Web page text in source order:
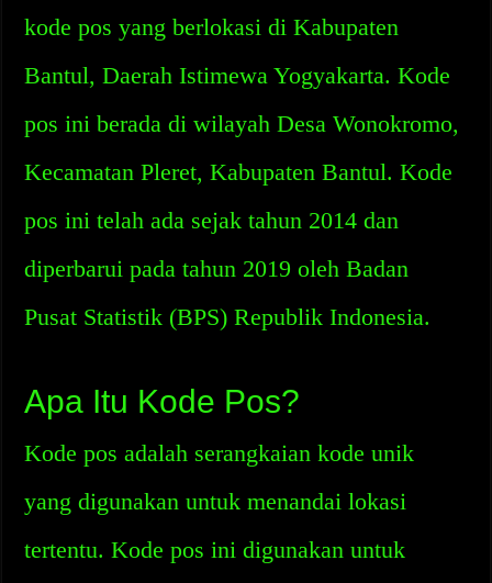
kode pos yang berlokasi di Kabupaten
Bantul, Daerah Istimewa Yogyakarta. Kode
pos ini berada di wilayah Desa Wonokromo,
Kecamatan Pleret, Kabupaten Bantul. Kode
pos ini telah ada sejak tahun 2014 dan
diperbarui pada tahun 2019 oleh Badan
Pusat Statistik (BPS) Republik Indonesia.
Apa Itu Kode Pos?
Kode pos adalah serangkaian kode unik
yang digunakan untuk menandai lokasi
tertentu. Kode pos ini digunakan untuk